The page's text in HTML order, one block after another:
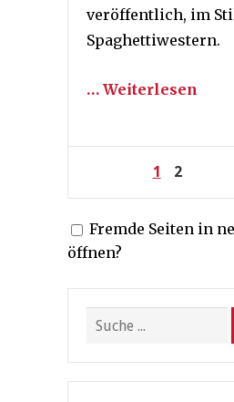
veröffentlich, im
Spaghettiwestern.
… Weiterlesen
der
Beiträge
1 2
Fremde Seiten in
öffnen?